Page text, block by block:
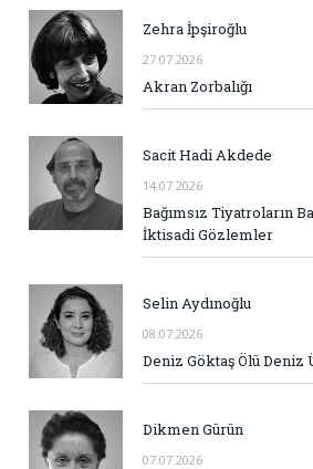
Zehra İpşiroğlu
27.07.2026
Akran Zorbalığı
Sacit Hadi Akdede
14.07.2026
Bağımsız Tiyatroların
İktisadi Gözlemler
Selin Aydınoğlu
08.07.2026
Deniz Göktaş Ölü Deniz
Dikmen Gürün
07.07.2026